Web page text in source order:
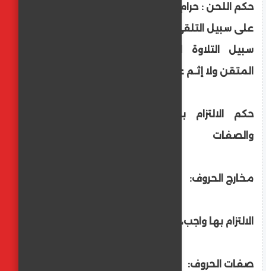
حكم اللحن : حرام إذا أخرج الحرف عن حيزه أو كان
على سبيل التلقي والمشافهة؛ أما إذا كان على
سبيل التلاوة المعتادة فمعيبٌ في حق
المتقن ولا إثـم على عامة المسلمين.
حكم الالتزام بالتجويد من حيث المخارج
والصفات
مخارج الحروف:
الالتزام بها واجب، والاخلال بها حرام.
صفات الحروف: